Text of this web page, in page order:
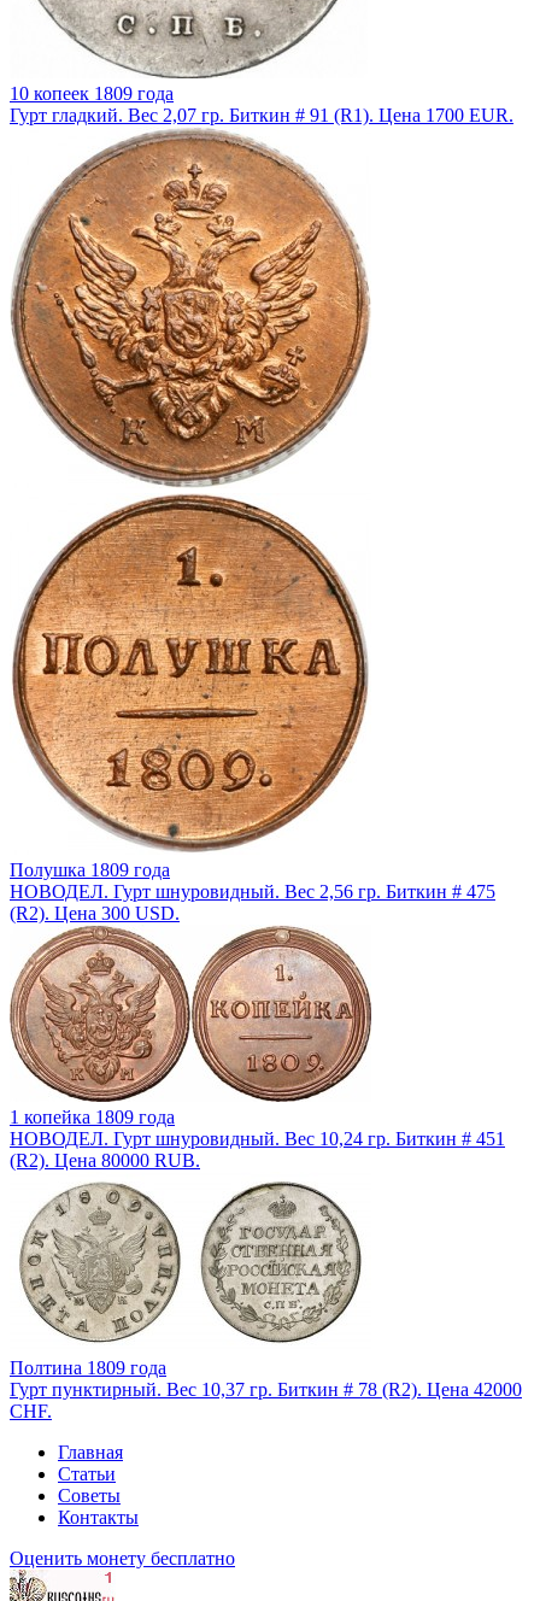
10 копеек 1809 года
Гурт гладкий. Вес 2,07 гр. Биткин # 91 (R1). Цена 1700 EUR.
Полушка 1809 года
НОВОДЕЛ. Гурт шнуровидный. Вес 2,56 гр. Биткин # 475
(R2). Цена 300 USD.
1 копейка 1809 года
НОВОДЕЛ. Гурт шнуровидный. Вес 10,24 гр. Биткин # 451
(R2). Цена 80000 RUB.
Полтина 1809 года
Гурт пунктирный. Вес 10,37 гр. Биткин # 78 (R2). Цена 42000
CHF.
Главная
Статьи
Советы
Контакты
Оценить монету бесплатно